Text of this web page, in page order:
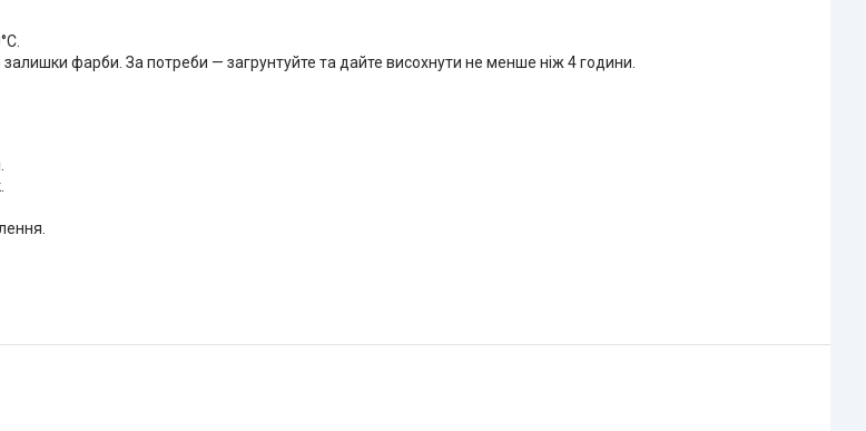
фарби. За потреби — загрунтуйте та дайте висохнути не менше ніж 4 години.